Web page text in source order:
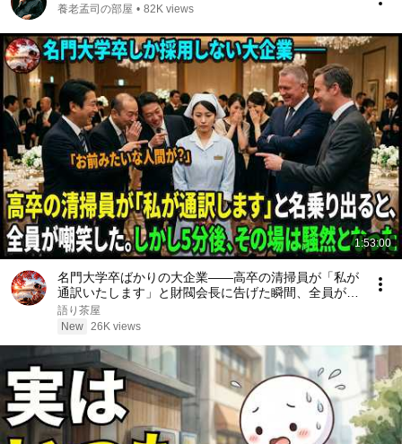
養老孟司の部屋 • 82K views
1:53:00
名門大学卒ばかりの大企業――高卒の清掃員が「私が
通訳いたします」と財閥会長に告げた瞬間、全員が嘲
笑した。しかし5分後、その場は静まり返った。#動
エピソード#老後の物語 #家族の物語
語り茶屋
New 26K views